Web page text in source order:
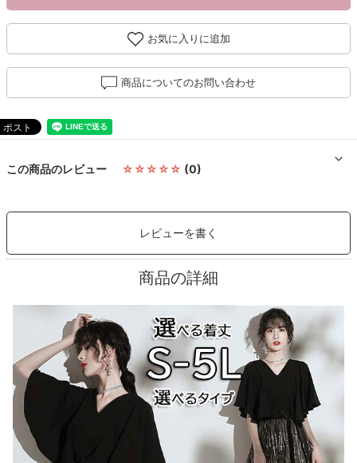
お気に入りに追加
商品についてのお問い合わせ
この商品のレビュー ☆☆☆☆☆ (0)
レビューを書く
商品の詳細